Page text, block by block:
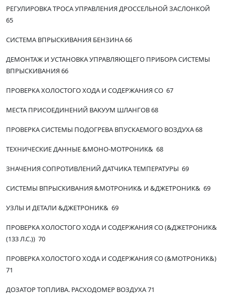
РЕГУЛИРОВКА ТРОСА УПРАВЛЕНИЯ ДРОССЕЛЬНОЙ ЗАСЛОНКОЙ
65
СИСТЕМА ВПРЫСКИВАНИЯ БЕНЗИНА 66
ДЕМОНТАЖ И УСТАНОВКА УПРАВЛЯЮЩЕГО ПРИБОРА СИСТЕМЫ
ВПРЫСКИВАНИЯ 66
ПРОВЕРКА ХОЛОСТОГО ХОДА И СОДЕРЖАНИЯ СО 67
МЕСТА ПРИСОЕДИНЕНИЙ ВАКУУМ ШЛАНГОВ 68
ПРОВЕРКА СИСТЕМЫ ПОДОГРЕВА ВПУСКАЕМОГО ВОЗДУХА 68
ТЕХНИЧЕСКИЕ ДАННЫЕ &МОНО-МОТРОНИК& 68
ЗНАЧЕНИЯ СОПРОТИВЛЕНИЙ ДАТЧИКА ТЕМПЕРАТУРЫ 69
СИСТЕМЫ ВПРЫСКИВАНИЯ &МОТРОНИК& И &ДЖЕТРОНИК& 69
УЗЛЫ И ДЕТАЛИ &ДЖЕТРОНИК& 69
ПРОВЕРКА ХОЛОСТОГО ХОДА И СОДЕРЖАНИЯ СО (&ДЖЕТРОНИК&
(133 Л.С.)) 70
ПРОВЕРКА ХОЛОСТОГО ХОДА И СОДЕРЖАНИЯ СО (&МОТРОНИК&)
71
ДОЗАТОР ТОПЛИВА. РАСХОДОМЕР ВОЗДУХА 71